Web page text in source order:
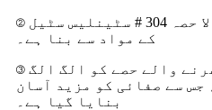
② مواد سے رابطہ کرنے والا حصہ 304 # سٹینلیس سٹیل
کے مواد سے بنا ہے۔
③ کنٹرول کیبنٹ اور بھرنے والے حصے کو الگ الگ
جس سے صفائی کو مزید آسان
بنایا گیا ہے۔